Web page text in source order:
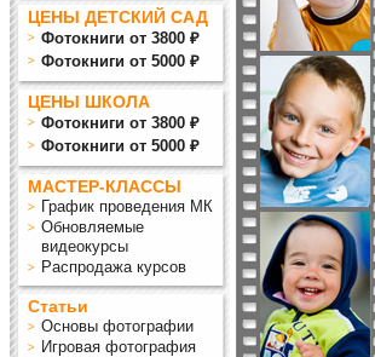
ЦЕНЫ ДЕТСКИЙ САД
Фотокниги от 3800 ₽
Фотокниги от 5000 ₽
ЦЕНЫ ШКОЛА
Фотокниги от 3800 ₽
Фотокниги от 5000 ₽
МАСТЕР-КЛАССЫ
График проведения МК
Обновляемые
видеокурсы
Распродажа курсов
Статьи
Основы фотографии
Игровая фотография